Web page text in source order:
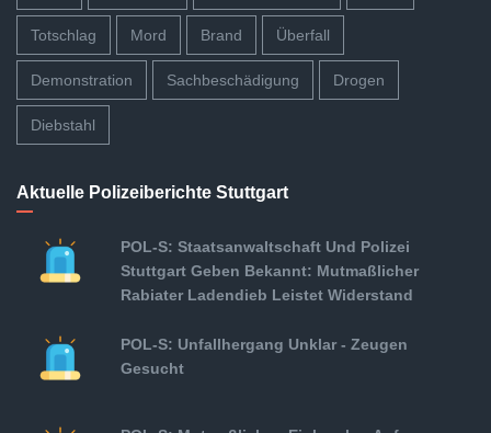
Totschlag Mord Brand Überfall
Demonstration Sachbeschädigung Drogen
Diebstahl
Aktuelle Polizeiberichte Stuttgart
POL-S: Staatsanwaltschaft Und Polizei
Stuttgart Geben Bekannt: Mutmaßlicher
Rabiater Ladendieb Leistet Widerstand
POL-S: Unfallhergang Unklar - Zeugen
Gesucht